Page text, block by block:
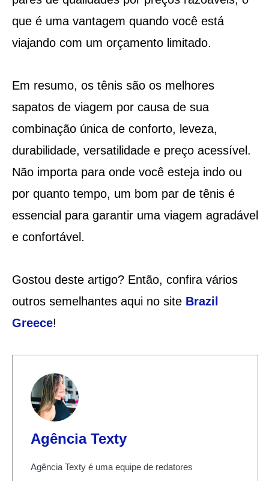
que é uma vantagem quando você está
viajando com um orçamento limitado.
Em resumo, os tênis são os melhores
sapatos de viagem por causa de sua
combinação única de conforto, leveza,
durabilidade, versatilidade e preço acessível.
Não importa para onde você esteja indo ou
por quanto tempo, um bom par de tênis é
essencial para garantir uma viagem agradável
e confortável.
Gostou deste artigo? Então, confira vários
outros semelhantes aqui no site Brazil
Greece!
Agência Texty
Agência Texty é uma equipe de redatores